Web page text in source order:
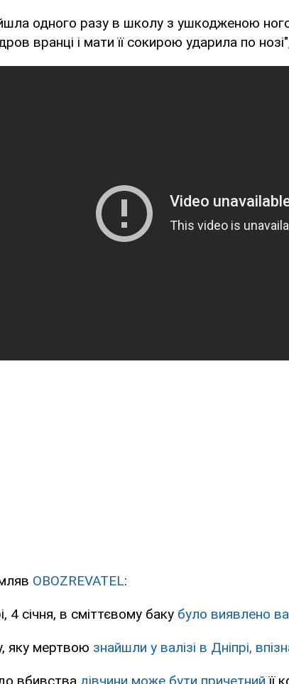
одного разу в школу з ушкодженою
вранці і мати її сокирою ударила по
OBOZREVATEL:
4 січня, в сміттєвому баку було виявлено
яку мертвою знайшли у валізі в Дніпрі,